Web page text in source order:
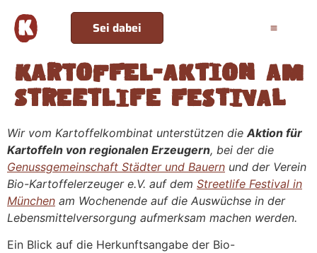
Sei dabei
Kartoffel-Aktion am
Streetlife Festival
Wir vom Kartoffelkombinat unterstützen die Aktion für
Kartoffeln von regionalen Erzeugern, bei der die
Genussgemeinschaft Städter und Bauern und der Verein
Bio-Kartoffelerzeuger e.V. auf dem Streetlife Festival in
München am Wochenende auf die Auswüchse in der
Lebensmittelversorgung aufmerksam machen werden.
Ein Blick auf die Herkunftsangabe der Bio-